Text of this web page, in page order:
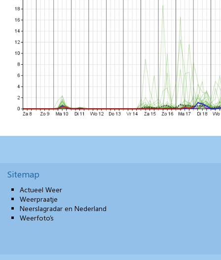
Sitemap
Actueel Weer
Weerpraatje
Neerslagradar en Nederland
Weerfoto’s